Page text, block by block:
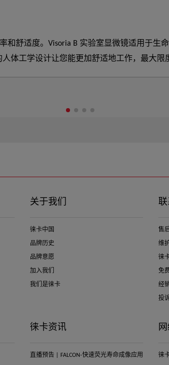
和舒适度。Visoria B 实验室显微镜适用于
体工学设计让您能更加舒适地工作，最大限
关于我们
徕卡中国
品牌历史
品牌意愿
加入我们
我们是徕卡
售
维
徕
免
经
投
徕卡资讯
直播预告 | FALCON-快速荧光寿命成像应用 徕